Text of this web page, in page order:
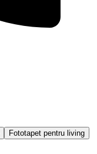
Fototapet pentru living